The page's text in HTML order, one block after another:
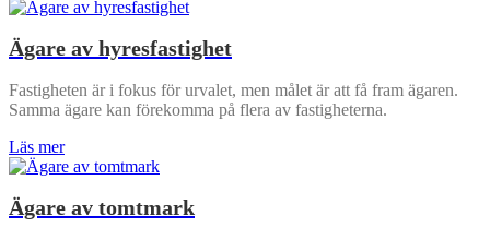
Ägare av hyresfastighet
Fastigheten är i fokus för urvalet, men målet är att få fram ägaren.
Samma ägare kan förekomma på flera av fastigheterna.
Läs mer
Ägare av tomtmark